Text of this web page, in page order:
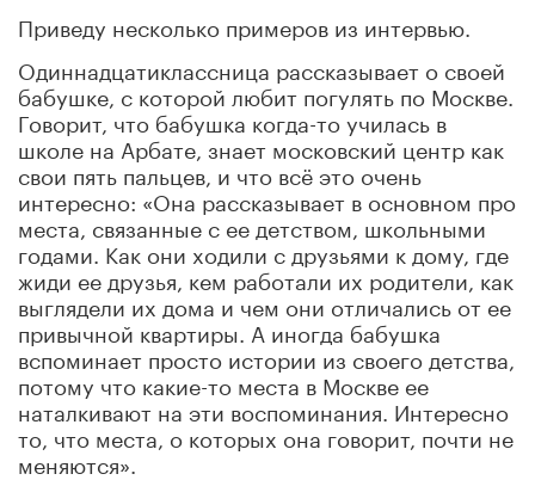
Приведу несколько примеров из интервью.
Одиннадцатиклассница рассказывает о своей
бабушке, с которой любит погулять по Москве.
Говорит, что бабушка когда-то училась в
школе на Арбате, знает московский центр как
свои пять пальцев, и что всё это очень
интересно: «Она рассказывает в основном про
места, связанные с ее детством, школьными
годами. Как они ходили с друзьями к дому, где
жиди ее друзья, кем работали их родители, как
выглядели их дома и чем они отличались от ее
привычной квартиры. А иногда бабушка
вспоминает просто истории из своего детства,
потому что какие-то места в Москве ее
наталкивают на эти воспоминания. Интересно
то, что места, о которых она говорит, почти не
меняются».